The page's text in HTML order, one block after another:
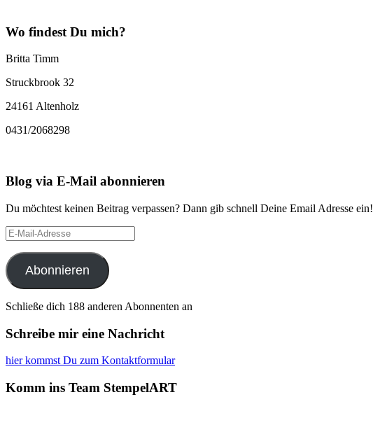
Wo findest Du mich?
Britta Timm
Struckbrook 32
24161 Altenholz
0431/2068298
Blog via E-Mail abonnieren
Du möchtest keinen Beitrag verpassen? Dann gib schnell Deine Email Adresse ein!
E-
Mail-
Adresse
Abonnieren
Schließe dich 188 anderen Abonnenten an
Schreibe mir eine Nachricht
hier kommst Du zum Kontaktformular
Komm ins Team StempelART